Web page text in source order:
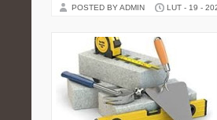
POSTED BY ADMIN LUT - 19 -